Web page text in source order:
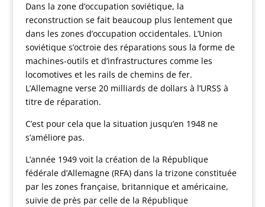
Dans la zone d’occupation soviétique, la
reconstruction se fait beaucoup plus lentement que
dans les zones d’occupation occidentales. L’Union
soviétique s’octroie des réparations sous la forme de
machines-outils et d’infrastructures comme les
locomotives et les rails de chemins de fer.
L’Allemagne verse 20 milliards de dollars à l’URSS à
titre de réparation.
C’est pour cela que la situation jusqu’en 1948 ne
s’améliore pas.
L’année 1949 voit la création de la République
fédérale d’Allemagne (RFA) dans la trizone constituée
par les zones française, britannique et américaine,
suivie de près par celle de la République